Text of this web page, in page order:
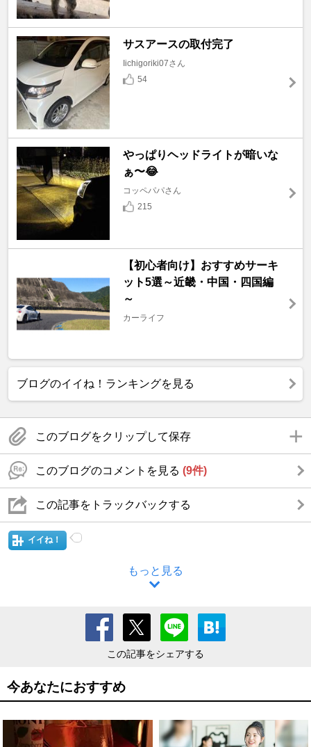
サスアースの取付完了
Iichigoriki07さん
54
やっぱりヘッドライトが暗いな
ぁ〜😂
コッペパパさん
215
【初心者向け】おすすめサーキ
ット5選～近畿・中国・四国編
～
カーライフ
ブログのイイね！ランキングを見る
このブログをクリップして保存
このブログのコメントを見る (9件)
この記事をトラックバックする
イイね！
もっと見る
この記事をシェアする
今あなたにおすすめ